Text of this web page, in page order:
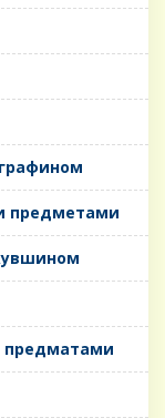
предметами